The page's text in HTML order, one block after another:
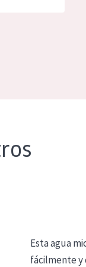
Esta agua
fácilmente y